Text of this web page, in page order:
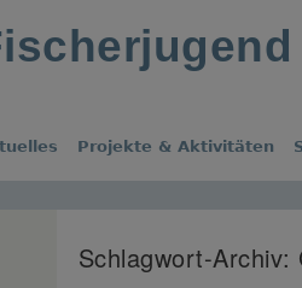
Projekte & Aktivitäten
Schlagwort-Archiv: